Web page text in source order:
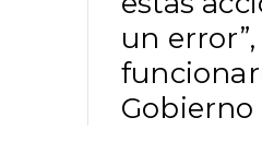
un
Gobierno